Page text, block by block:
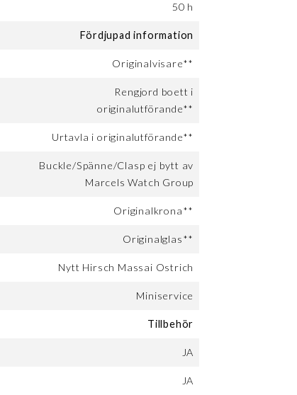
50 h
Fördjupad information
Originalvisare**
Rengjord boett i
originalutförande**
Urtavla i originalutförande**
Buckle/Spänne/Clasp ej bytt av
Marcels Watch Group
Originalkrona**
Originalglas**
Nytt Hirsch Massai Ostrich
Miniservice
Tillbehör
JA
JA